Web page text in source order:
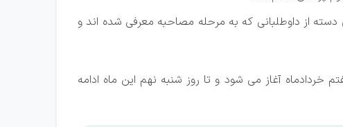
آزمون استخدامی ۱۴۰۴ دانشگاه‌های علوم پزشکی، آن دسته از داوطلبانی که به مرحله مصاحبه معرفی شده اند و
علوم پزشکی از روز پنجشنبه هفتم خردادماه آغاز می شود و تا روز شنبه نهم این ماه ادامه